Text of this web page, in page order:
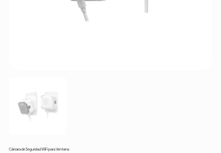
Cámara de Seguridad WiFi para Ventana